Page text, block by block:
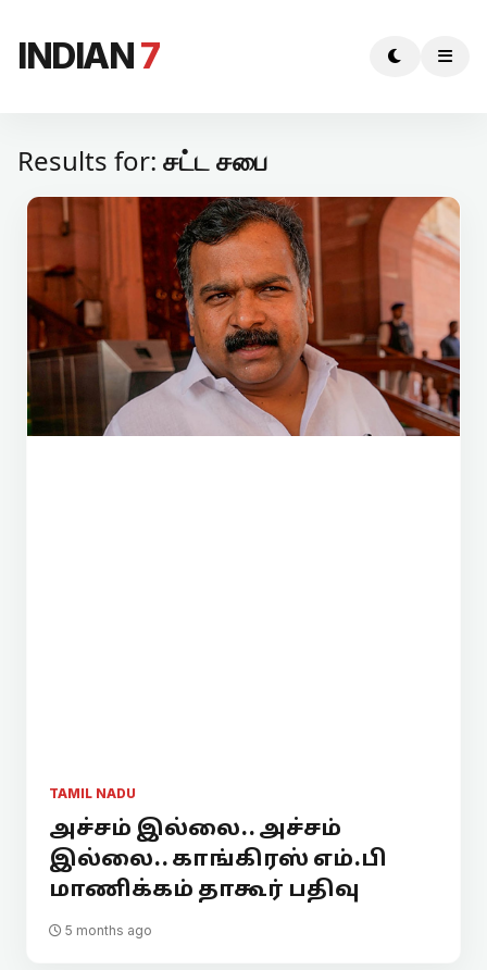
INDIAN7
Results for: சட்ட சபை
TAMIL NADU
அச்சம் இல்லை.. அச்சம்
இல்லை.. காங்கிரஸ் எம்.பி
மாணிக்கம் தாகூர் பதிவு
5 months ago